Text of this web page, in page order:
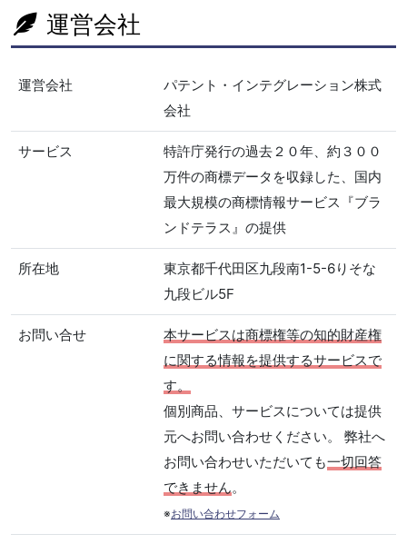
運営会社
運営会社
パテント・インテグレーション株式
会社
サービス
特許庁発行の過去２０年、約３００
万件の商標データを収録した、国内
最大規模の商標情報サービス『ブラ
ンドテラス』の提供
所在地
東京都千代田区九段南1-5-6りそな
九段ビル5F
お問い合せ
本サービスは商標権等の知的財産権
に関する情報を提供するサービスで
す。
個別商品、サービスについては提供
元へお問い合わせください。 弊社へ
お問い合わせいただいても一切回答
できません。
※お問い合わせフォーム